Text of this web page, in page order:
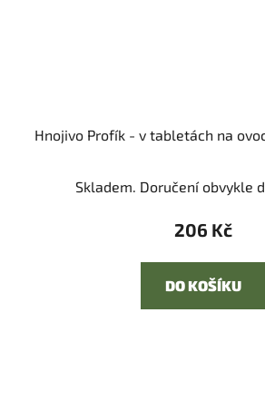
Hnojivo Profík - v tabletách na
Skladem. Doručení obvykle
206 Kč
DO KOŠÍKU